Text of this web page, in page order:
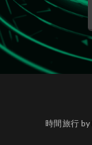
時間旅行 by